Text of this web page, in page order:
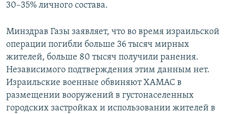
30–35% личного состава.
Минздрав Газы заявляет, что во время израильской
операции погибли больше 36 тысяч мирных
жителей, больше 80 тысяч получили ранения.
Независимого подтверждения этим данным нет.
Израильские военные обвиняют ХАМАС в
размещении вооружений в густонаселенных
городских застройках и использовании жителей в